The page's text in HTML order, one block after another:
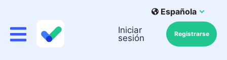
Española
Iniciar
sesión
Registrarse